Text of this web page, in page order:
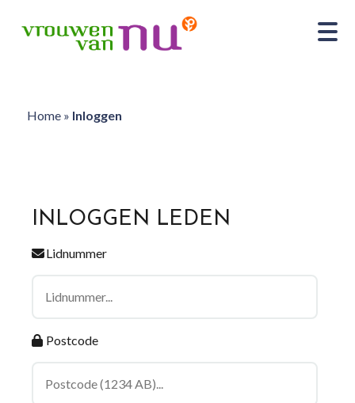
Home» Inloggen
INLOGGEN LEDEN
Lidnummer
Postcode